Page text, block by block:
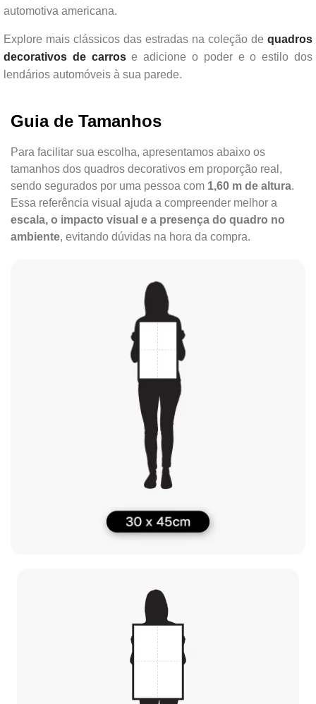
automotiva americana.
Explore mais clássicos das estradas na coleção de quadros
decorativos de carrose adicione o poder e o estilo dos
lendários automóveis à sua parede.
Guia de Tamanhos
Para facilitar sua escolha, apresentamos abaixo os
tamanhos dos quadros decorativos em proporção real,
sendo segurados por uma pessoa com 1,60 m de altura.
Essa referência visual ajuda a compreender melhor a
escala, o impacto visual e a presença do quadro no
ambiente, evitando dúvidas na hora da compra.